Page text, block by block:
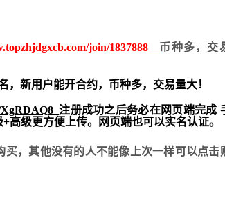
join/1837888 币种多，交
，新用户能开合约， 币种多，交易量大！
XgRDAQ8注册成功之后务必在网页端完成
高级更方便上传。网页端也可以实名认证。
，其他没有的人不能像上次一样可以点击